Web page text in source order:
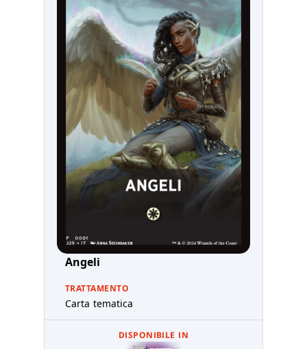
Angeli
TRATTAMENTO
Carta tematica
DISPONIBILE IN